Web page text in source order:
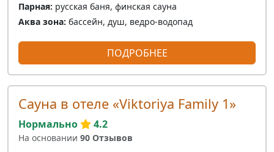
Парная: русская баня, финская сауна
Аква зона: бассейн, душ, ведро-водопад
ПОДРОБНЕЕ
Сауна в отеле «Viktoriya Family 1»
Нормально 4.2
На основании 90 Отзывов